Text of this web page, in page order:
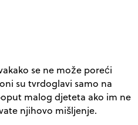
se ne može poreći
su tvrdoglavi samo na
malog djeteta ako im ne
njihovo mišljenje.